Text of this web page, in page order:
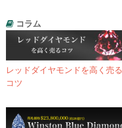
コラム
レッドダイヤモンドを高く売る
コツ